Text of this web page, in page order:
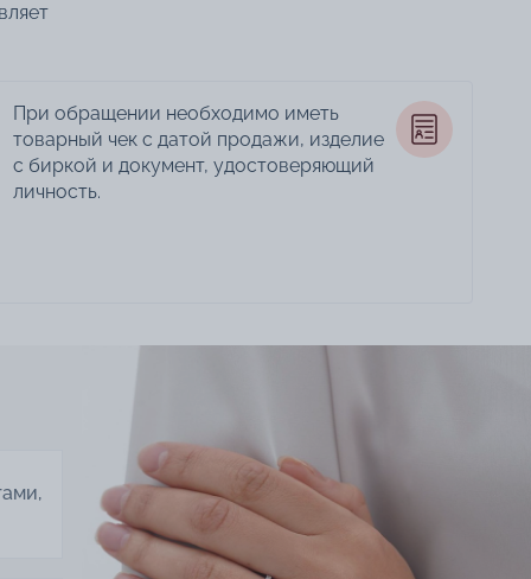
При обращении необходимо иметь
товарный чек с датой продажи, изделие
с биркой и документ, удостоверяющий
личность.